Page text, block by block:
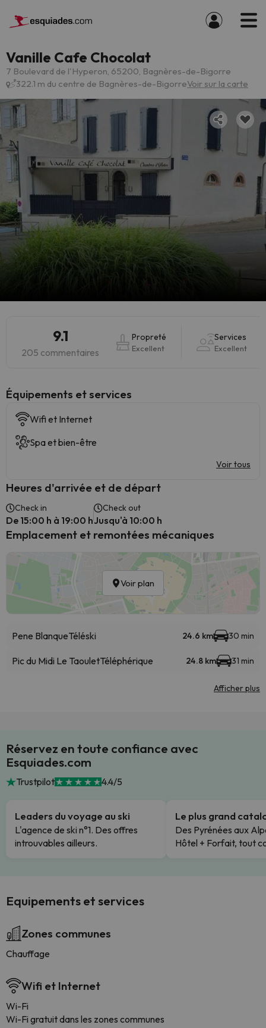
Vanille Cafe Chocolat
7 Boulevard de l'Hyperon, 65200, Bagnères-de-Bigorre
322.1 m du centre de Bagnères-de-BigorreVoir sur la carte
9.1
205 commentaires
Propreté
Excellent
Services
Excellent
​Équipements et services
Wifi et Internet
Spa et bien-être
Voir tous
Heures d'arrivée et de départ
Check in
De 15:00 h à 19:00 h
Check out
Jusqu'à 10:00 h
Emplacement et remontées mécaniques
Voir plan
Pene BlanqueTéléski 24.6 km 30 min
Pic du Midi Le TaouletTéléphérique 24.8 km 31 min
Afficher plus
Réservez en toute confiance avec
Esquiades.com
Trustpilot 4.4/5
Leaders du voyage au ski
L'agence de ski n°1. Des offres
introuvables ailleurs.
Le plus grand
Des Pyrénées aux
Hôtel + Forfait, tout
Equipements et services
Zones communes
Chauffage
Wifi et Internet
Wi-Fi
Wi-Fi gratuit dans les zones communes